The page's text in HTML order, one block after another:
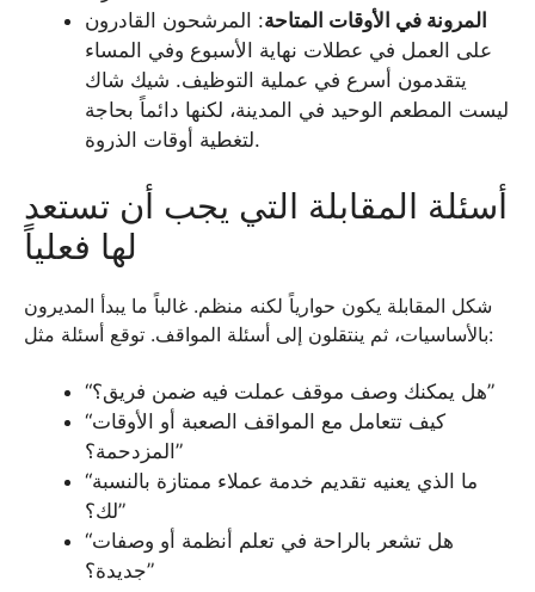
المرونة في الأوقات المتاحة: المرشحون القادرون
على العمل في عطلات نهاية الأسبوع وفي المساء
يتقدمون أسرع في عملية التوظيف. شيك شاك
ليست المطعم الوحيد في المدينة، لكنها دائماً بحاجة
لتغطية أوقات الذروة.
أسئلة المقابلة التي يجب أن تستعد
لها فعلياً
شكل المقابلة يكون حوارياً لكنه منظم. غالباً ما يبدأ المديرون
بالأساسيات، ثم ينتقلون إلى أسئلة المواقف. توقع أسئلة مثل:
“هل يمكنك وصف موقف عملت فيه ضمن فريق؟”
“كيف تتعامل مع المواقف الصعبة أو الأوقات
المزدحمة؟”
“ما الذي يعنيه تقديم خدمة عملاء ممتازة بالنسبة
لك؟”
“هل تشعر بالراحة في تعلم أنظمة أو وصفات
جديدة؟”